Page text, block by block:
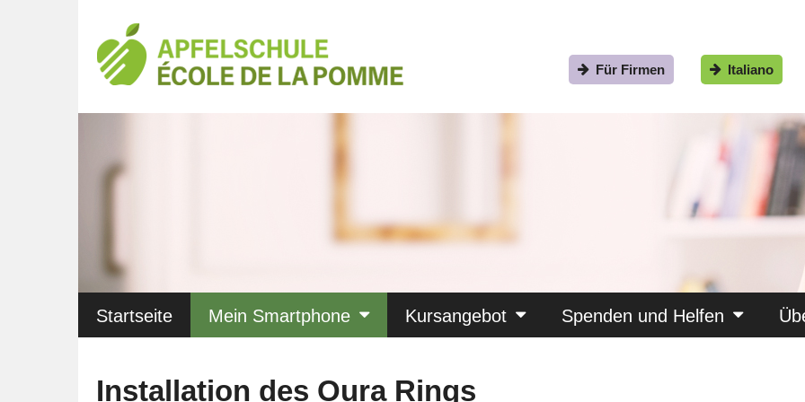
Italiano
Für Firmen
Startseite Mein Smartphone Kursangebot Spenden und Helfen
Installation des Oura Rings